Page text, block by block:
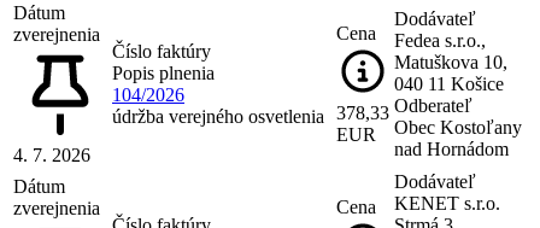
Dátum
zverejnenia
4. 7. 2026
Číslo faktúry
Popis plnenia
104/2026
údržba verejného osvetlenia
Cena
378,33
EUR
Dodávateľ
Fedea s.r.o.,
Matuškova 10,
040 11 Košice
Odberateľ
Obec Kostoľany
nad Hornádom
Dátum
zverejnenia
Cena
Dodávateľ
KENET s.r.o.